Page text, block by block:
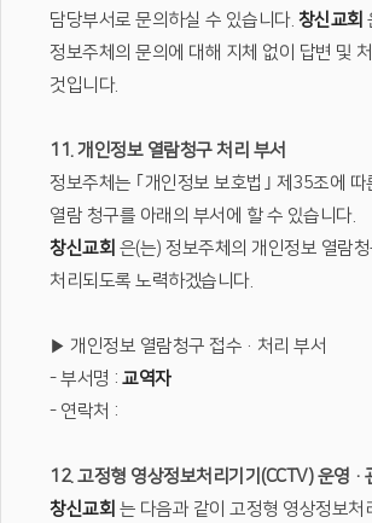
담당부서로 문의하실 수 있습니다. 창신교회
정보주체의 문의에 대해 지체 없이 답변 및
것입니다.
11. 개인정보 열람청구 처리 부서
정보주체는 ｢개인정보 보호법｣ 제35조에 따
열람 청구를 아래의 부서에 할 수 있습니다.
창신교회 은(는) 정보주체의 개인정보 열람청
처리되도록 노력하겠습니다.
▶ 개인정보 열람청구 접수·처리 부서
- 부서명 : 교역자
- 연락처 :
12. 고정형 영상정보처리기기(CCTV) 운영·
창신교회 는 다음과 같이 고정형 영상정보처